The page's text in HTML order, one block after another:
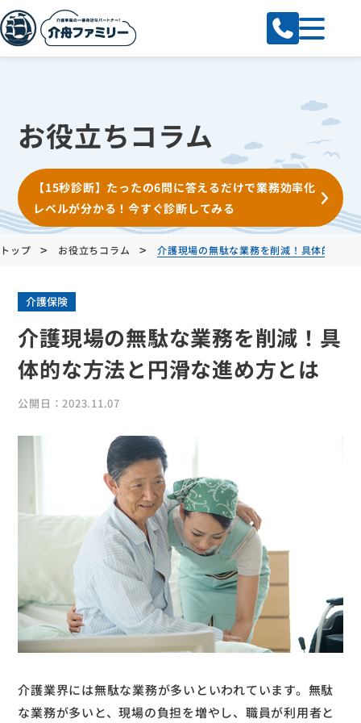
お役立ちコラム
【15秒診断】たったの6問に答えるだけで業務効率化
レベルが分かる！今すぐ診断してみる
トップ > お役立ちコラム > 介護現場の無駄な業務を削減！具体的な方
介護保険
介護現場の無駄な業務を削減！具
体的な方法と円滑な進め方とは
公開日：2023.11.07
介護業界には無駄な業務が多いといわれています。無駄
な業務が多いと、現場の負担を増やし、職員が利用者と